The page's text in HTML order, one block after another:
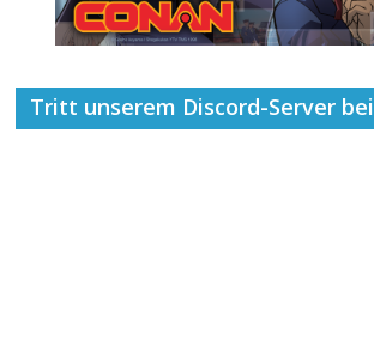
Tritt unserem Discord-Server bei